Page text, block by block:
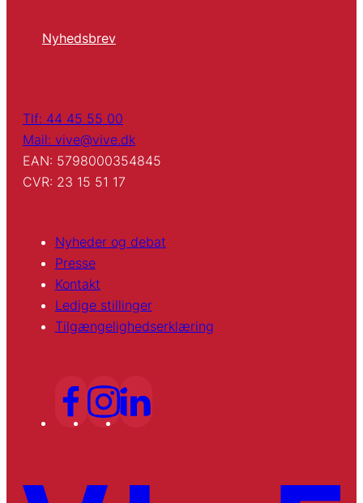
Nyhedsbrev
Tlf: 44 45 55 00
Mail: vive@vive.dk
EAN: 5798000354845
CVR: 23 15 51 17
Nyheder og debat
Presse
Kontakt
Ledige stillinger
Tilgængelighedserklæring